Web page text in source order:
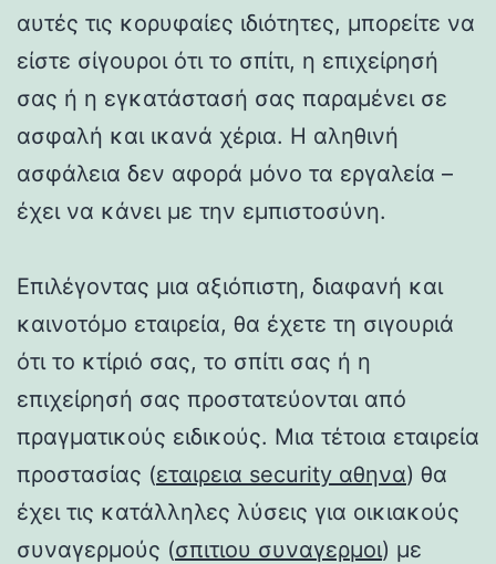
αυτές τις κορυφαίες ιδιότητες, μπορείτε να
είστε σίγουροι ότι το σπίτι, η επιχείρησή
σας ή η εγκατάστασή σας παραμένει σε
ασφαλή και ικανά χέρια. Η αληθινή
ασφάλεια δεν αφορά μόνο τα εργαλεία –
έχει να κάνει με την εμπιστοσύνη.
Επιλέγοντας μια αξιόπιστη, διαφανή και
καινοτόμο εταιρεία, θα έχετε τη σιγουριά
ότι το κτίριό σας, το σπίτι σας ή η
επιχείρησή σας προστατεύονται από
πραγματικούς ειδικούς. Μια τέτοια εταιρεία
προστασίας (εταιρεια security αθηνα) θα
έχει τις κατάλληλες λύσεις για οικιακούς
συναγερμούς (σπιτιου συναγερμοι) με